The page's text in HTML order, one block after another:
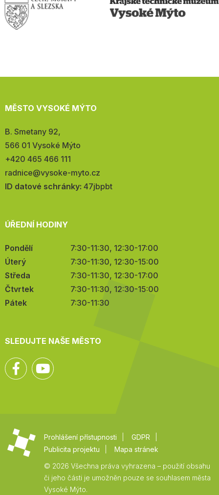
MĚSTO VYSOKÉ MÝTO
Adresa:
B. Smetany 92,
566 01 Vysoké Mýto
Telefon:
+420 465 466 111
E-
mail:
radnice@vysoke-myto.cz
ID datové schránky: 47jbpbt
ÚŘEDNÍ HODINY
Pondělí
7:30-11:30, 12:30-17:00
Úterý
7:30-11:30, 12:30-15:00
Středa
7:30-11:30, 12:30-17:00
Čtvrtek
7:30-11:30, 12:30-15:00
Pátek
7:30-11:30
SLEDUJTE NAŠE MĚSTO
Facebook
Prohlášení přístupnosti
GDPR
Publicita projektu
Mapa stránek
© 2026 Všechna práva vyhrazena – použití obsahu
či jeho části je umožněn pouze se souhlasem města
Vysoké Mýto.